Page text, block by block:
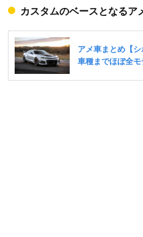
カスタムのベースとなるア